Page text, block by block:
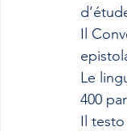
Il
Le
400
Il